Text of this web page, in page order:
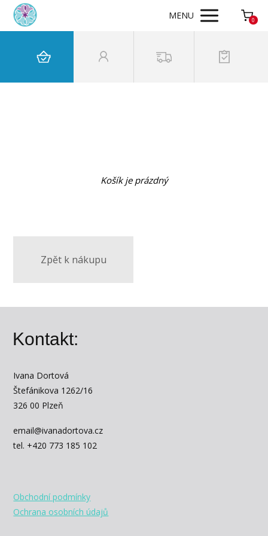
MENU 0
Košík je prázdný
Zpět k nákupu
Kontakt:
Ivana Dortová
Štefánikova 1262/16
326 00 Plzeň
email@ivanadortova.cz
tel. +420 773 185 102
Obchodní podmínky
Ochrana osobních údajů